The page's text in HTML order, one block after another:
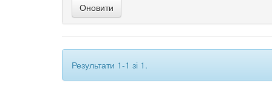
Результати 1-1 зі 1.